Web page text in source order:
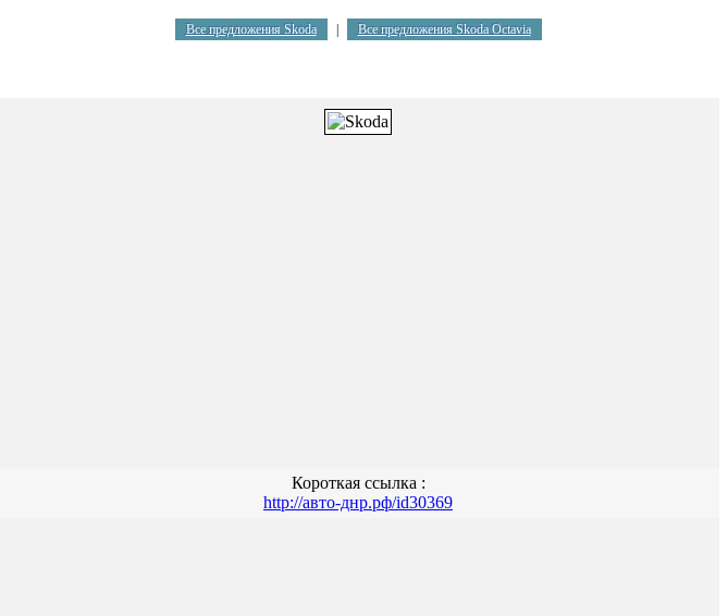
Все предложения Skoda Все предложения Skoda Octavia
Короткая ссылка :
http://авто-днр.рф/id30369